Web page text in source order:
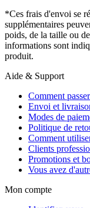
*Ces frais d'envoi se
supplémentaires
poids, de la taille ou
informations sont
produit.
Aide & Support
Comment
Envoi et
Modes de
Politique de
Comment
Clients
Promotions et
Vous avez
Mon compte